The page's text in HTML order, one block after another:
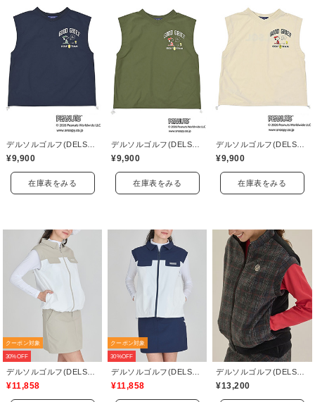
¥9,900
在庫表をみる
¥9,900
在庫表をみる
¥9,900
在庫表をみる
クーポン対象
30%OFF
¥11,858
クーポン対象
30%OFF
¥11,858 ¥13,200